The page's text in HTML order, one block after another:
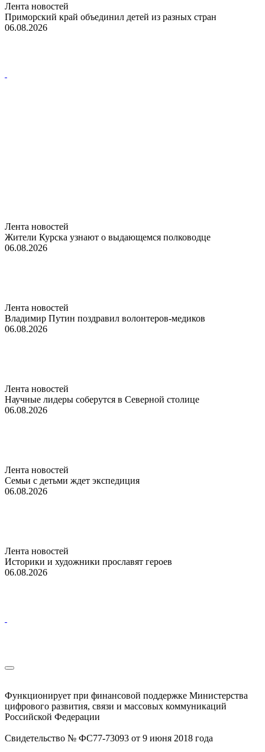
Лента новостей
Приморский край объединил детей из разных стран
06.08.2026
Лента новостей
Жители Курска узнают о выдающемся полководце
06.08.2026
Лента новостей
Владимир Путин поздравил волонтеров-медиков
06.08.2026
Лента новостей
Научные лидеры соберутся в Северной столице
06.08.2026
Лента новостей
Семьи с детьми ждет экспедиция
06.08.2026
Лента новостей
Историки и художники прославят героев
06.08.2026
Функционирует при финансовой поддержке Министерства
цифрового развития, связи и массовых коммуникаций
Российской Федерации
Свидетельство № ФС77-73093 от 9 июня 2018 года